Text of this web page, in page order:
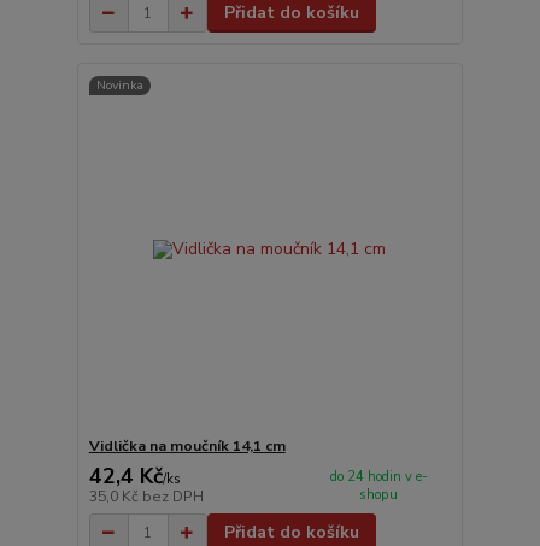
Přidat do košíku
Novinka
Vidlička na moučník 14,1 cm
42,4 Kč/ks
35,0 Kč bez DPH
do 24 hodin v e-
shopu
Přidat do košíku